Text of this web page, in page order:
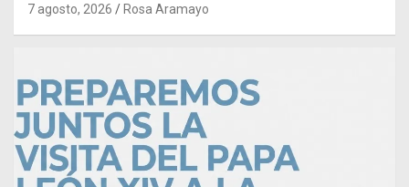
7 agosto, 2026 Rosa Aramayo